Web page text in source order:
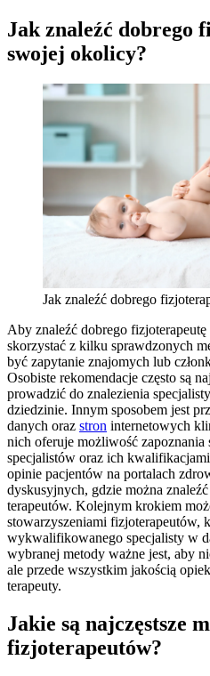
Jak znaleźć dobrego
swojej okolicy?
Jak znaleźć dobrego
Aby znaleźć dobrego
skorzystać z kilku sprawdzonych
być zapytanie znajomych lub
Osobiste rekomendacje często są
prowadzić do znalezienia
dziedzinie. Innym sposobem jest
danych oraz stron internetowych
nich oferuje możliwość
specjalistów oraz ich
opinie pacjentów na portalach
dyskusyjnych, gdzie można
terapeutów. Kolejnym krokiem
stowarzyszeniami fizjoterapeutów,
wykwalifikowanego specjalisty w
wybranej metody ważne jest, aby
ale przede wszystkim jakością
terapeuty.
Jakie są najczęstsze
fizjoterapeutów?